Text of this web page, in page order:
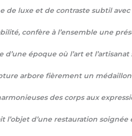
de luxe et de contraste subtil
confère à l’ensemble une
époque où l’art et
arbore fièrement un
des corps aux
d’une restauration